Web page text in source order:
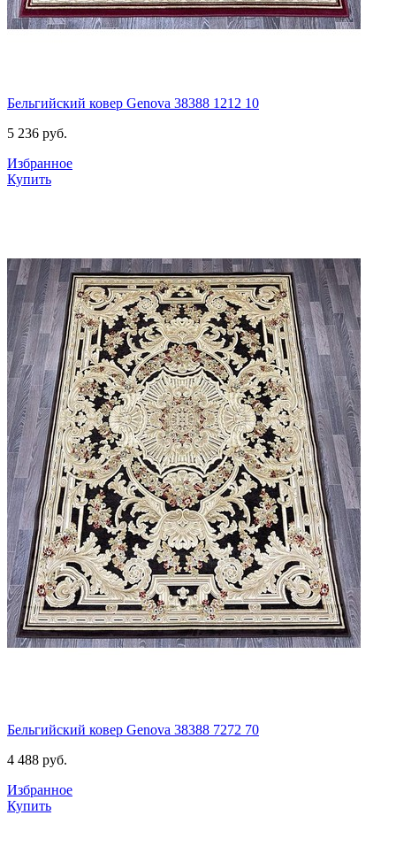
Бельгийский ковер Genova 38388 1212 10
5 236 руб.
Избранное
Купить
Бельгийский ковер Genova 38388 7272 70
4 488 руб.
Избранное
Купить